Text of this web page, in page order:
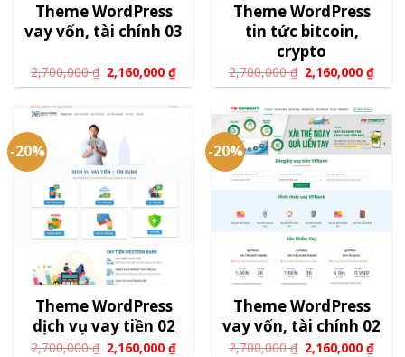
Theme WordPress
vay vốn, tài chính 03
2,700,000₫ 2,160,000₫
Theme WordPress
tin tức bitcoin,
crypto
2,700,000₫ 2,160,000₫
-20%
Theme WordPress
dịch vụ vay tiền 02
2,700,000₫ 2,160,000₫
-20%
Theme WordPress
vay vốn, tài chính 02
2,700,000₫ 2,160,000₫